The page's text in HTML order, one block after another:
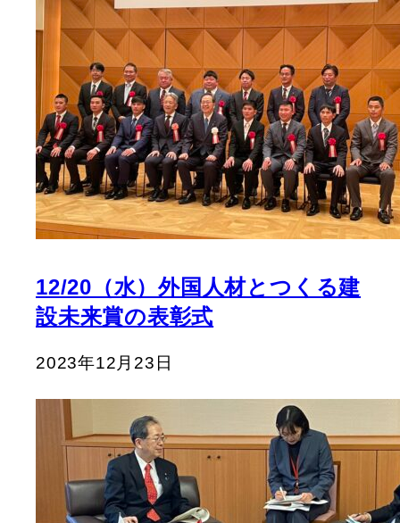
12/20（水）外国人材とつくる建
設未来賞の表彰式
2023年12月23日